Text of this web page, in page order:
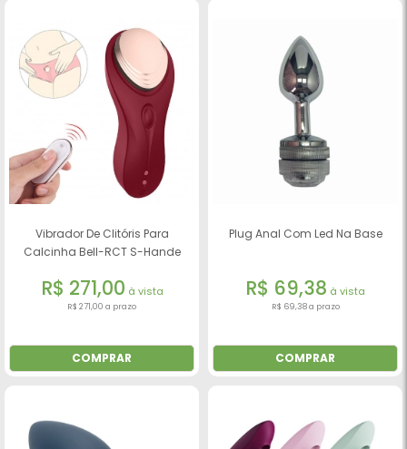
Vibrador De Clitóris Para
Calcinha Bell-RCT S-Hande
R$ 271,00 à vista
R$ 271,00 a prazo
COMPRAR
Plug Anal Com Led Na Base
R$ 69,38 à vista
R$ 69,38 a prazo
COMPRAR